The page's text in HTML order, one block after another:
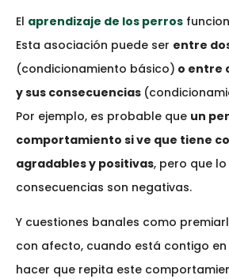
El aprendizaje de los perros
Esta asociación puede ser entre
(condicionamiento básico) o entre
y sus consecuencias
Por ejemplo, es probable que un
comportamiento si ve que tiene
agradables y positivas, pero que
consecuencias son negativas.
Y cuestiones banales como
con afecto, cuando está contigo
hacer que repita este